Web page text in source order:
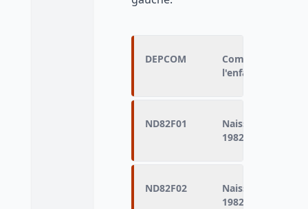
DEPCOM
Commune de
l'enfant
ND82F01
Naissances
1982
ND82F02
Naissances
1982